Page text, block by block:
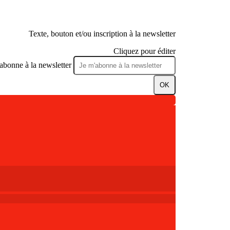
Texte, bouton et/ou inscription à la newsletter
Cliquez pour éditer
à la newsletter
OK